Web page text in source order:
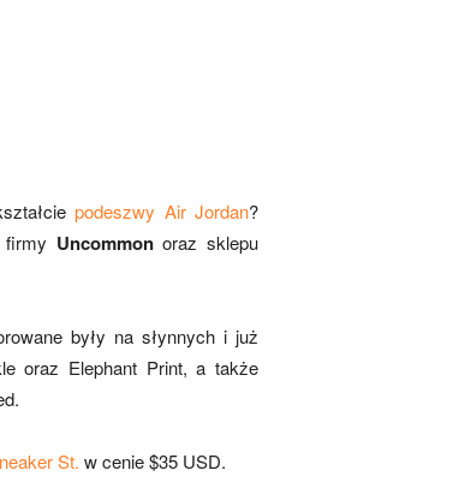
podeszwy Air Jordan?
firmy Uncommonoraz sklepu
były na słynnych i już
oraz Elephant Print, a także
St. w cenie $35 USD.